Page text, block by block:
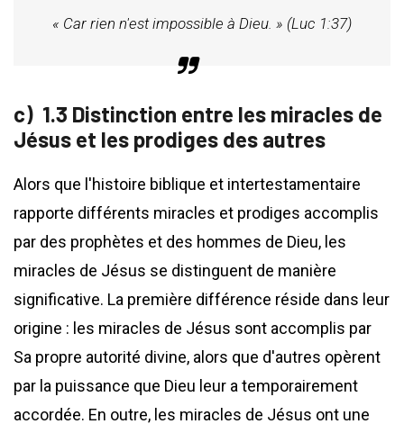
« Car rien n'est impossible à Dieu. » (Luc 1:37)
1.3 Distinction entre les miracles de
Jésus et les prodiges des autres
Alors que l'histoire biblique et intertestamentaire
rapporte différents miracles et prodiges accomplis
par des prophètes et des hommes de Dieu, les
miracles de Jésus se distinguent de manière
significative. La première différence réside dans leur
origine : les miracles de Jésus sont accomplis par
Sa propre autorité divine, alors que d'autres opèrent
par la puissance que Dieu leur a temporairement
accordée. En outre, les miracles de Jésus ont une